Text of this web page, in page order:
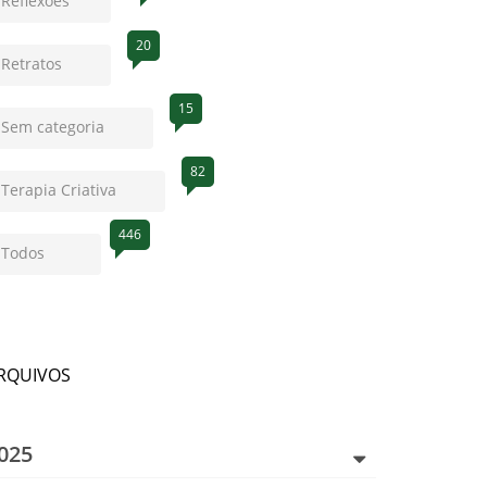
Retratos
20
Sem categoria
15
Terapia Criativa
82
Todos
446